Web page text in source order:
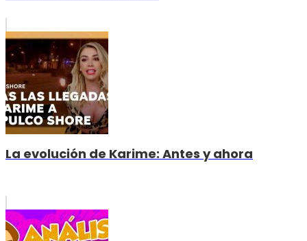
La evolución de Karime: Antes y ahora